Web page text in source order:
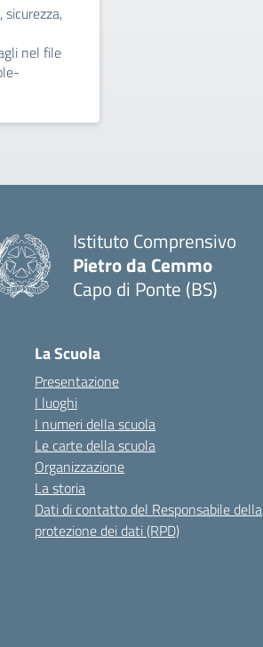
nel file
Istituto Comprensivo
Pietro da Cemmo
Capo di Ponte (BS)
La Scuola
Presentazione
I luoghi
I numeri della scuola
Le carte della scuola
Organizzazione
La storia
Dati di contatto del Responsabile della
protezione dei dati (RPD)